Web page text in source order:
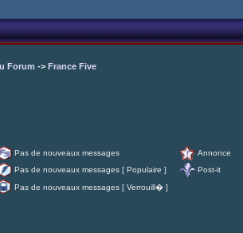
Forum -> France Five
Pas de nouveaux messages
Annonce
Pas de nouveaux messages [ Populaire ]
Post-it
Pas de nouveaux messages [ Verrouill� ]